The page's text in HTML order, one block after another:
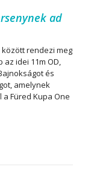
ad
között rendezi meg
az idei 11m OD,
és
amelynek
Füred Kupa One